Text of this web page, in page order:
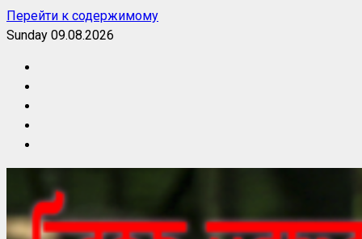
Перейти к содержимому
Sunday 09.08.2026